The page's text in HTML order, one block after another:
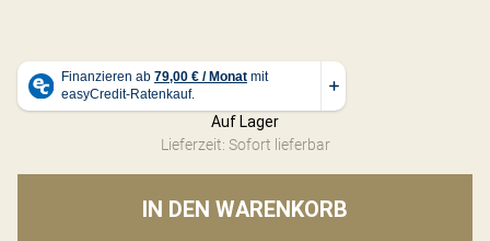
Auf Lager
Lieferzeit: Sofort lieferbar
IN DEN WARENKORB